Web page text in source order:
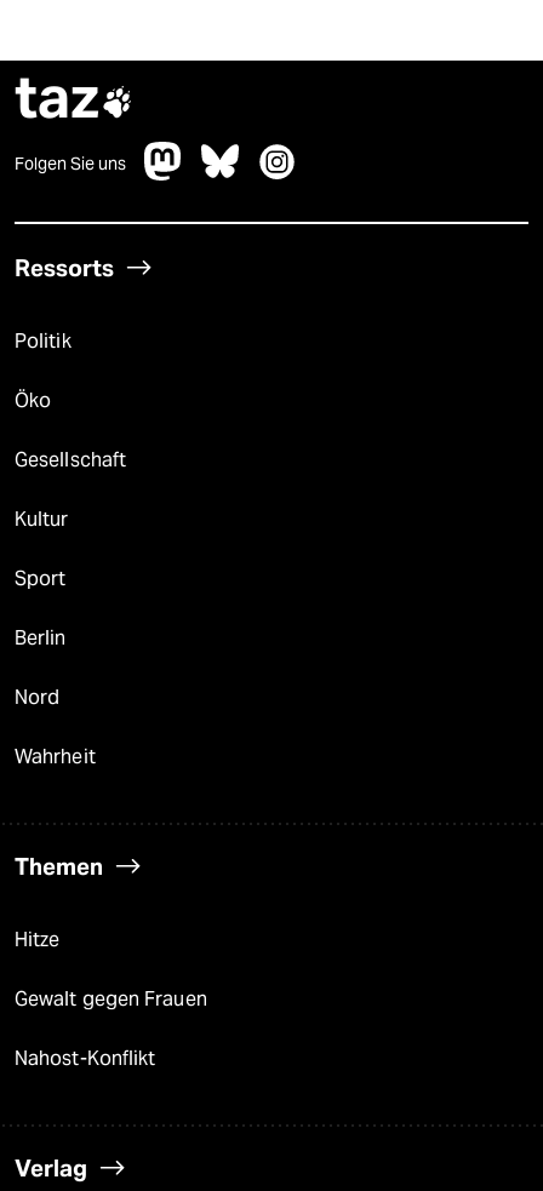
taz
Folgen Sie uns
Ressorts
Politik
Öko
Gesellschaft
Kultur
Sport
Berlin
Nord
Wahrheit
Themen
Hitze
Gewalt gegen Frauen
Nahost-Konflikt
Verlag